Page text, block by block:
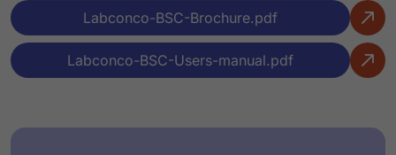
22.5″ (57 см)
Висота огляду заслінки
Labconco-BSC-Brochure.pdf
Labconco-BSC-Users-manual.pdf